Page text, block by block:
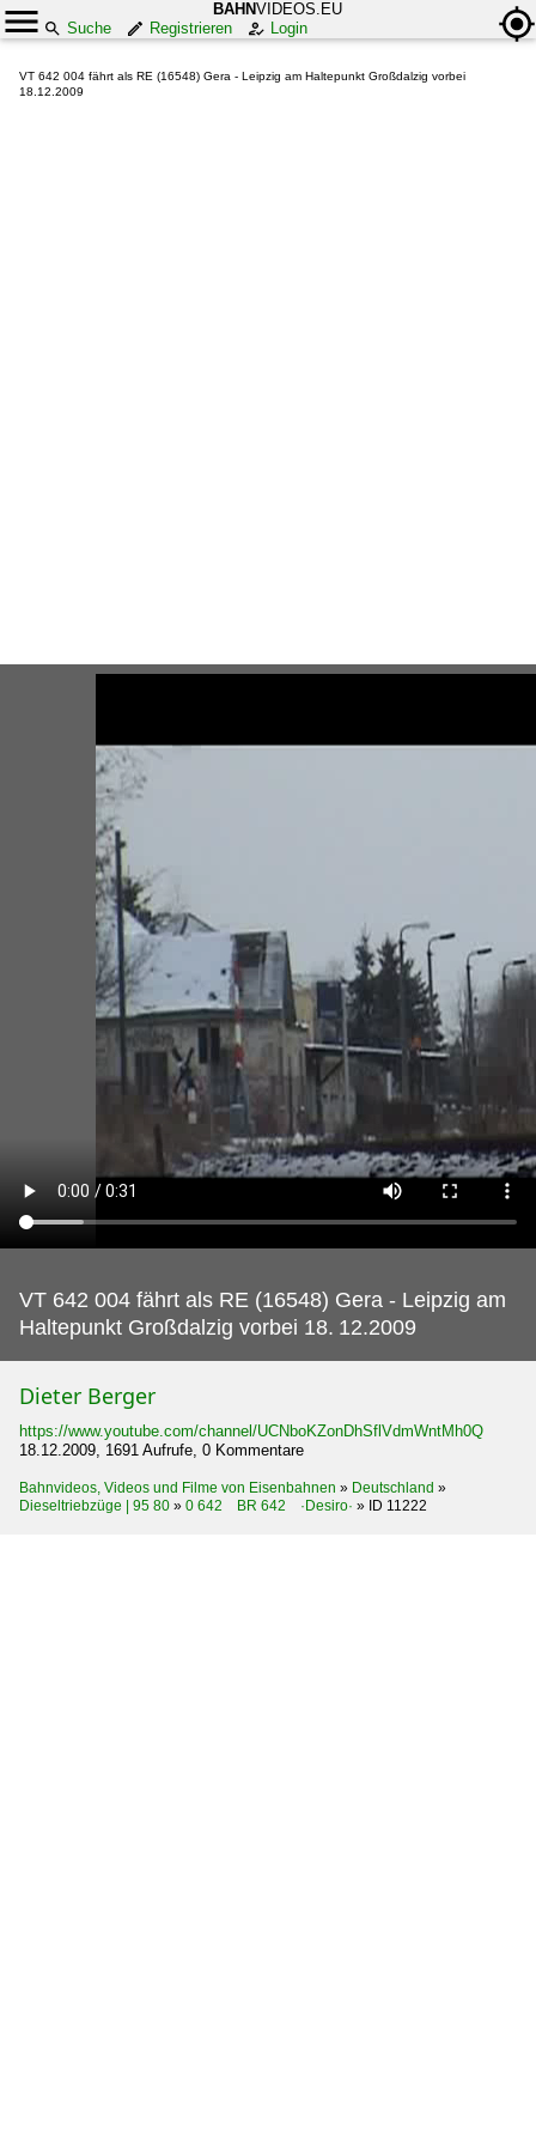
BAHNVIDEOS.EU
Suche
Registrieren Login
VT 642 004 fährt als RE (16548) Gera - Leipzig am Haltepunkt Großdalzig vorbei
18.12.2009
VT 642 004 fährt als RE (16548) Gera - Leipzig am
Haltepunkt Großdalzig vorbei 18. 12.2009
Dieter Berger
https://www.youtube.com/channel/UCNboKZonDhSflVdmWntMh0Q
18.12.2009, 1691 Aufrufe, 0 Kommentare
Bahnvideos, Videos und Filme von Eisenbahnen » Deutschland »
Dieseltriebzüge | 95 80 » 0 642 BR 642 ·Desiro· » ID 11222